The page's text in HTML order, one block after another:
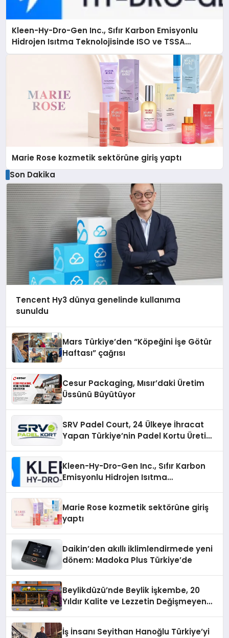
Kleen-Hy-Dro-Gen Inc., Sıfır Karbon Emisyonlu
Hidrojen Isıtma Teknolojisinde ISO ve TSSA
Düzenleyici Onaylarını Aldı
Marie Rose kozmetik sektörüne giriş yaptı
Son Dakika
Tencent Hy3 dünya genelinde kullanıma
sunuldu
Mars Türkiye’den “Köpeğini İşe Götür
Haftası” çağrısı
Cesur Packaging, Mısır’daki Üretim
Üssünü Büyütüyor
SRV Padel Court, 24 Ülkeye İhracat
Yapan Türkiye’nin Padel Kortu Üretim
Kleen-Hy-Dro-Gen Inc., Sıfır Karbon
Emisyonlu Hidrojen Isıtma
Marie Rose kozmetik sektörüne giriş
yaptı
Daikin’den akıllı iklimlendirmede yeni
dönem: Madoka Plus Türkiye’de
Beylikdüzü’nde Beylik İşkembe, 20
Yıldır Kalite ve Lezzetin Değişmeyen
İş İnsanı Seyithan Hanoğlu Türkiye’yi